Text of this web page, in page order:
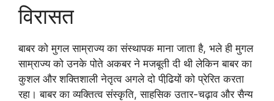
विरासत
बाबर को मुगल साम्राज्य का संस्थापक माना जाता है, भले ही मुगल
साम्राज्य को उनके पोते अकबर ने मजबूती दी थी लेकिन बाबर का
कुशल और शक्तिशाली नेतृत्व अगले दो पीढि़यों को प्रेरित करता
रहा। बाबर का व्यक्तित्व संस्कृति, साहसिक उतार-चढ़ाव और सैन्य